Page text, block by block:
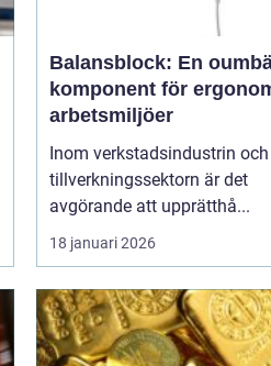
Balansblock: En
komponent för
arbetsmiljöer
Inom verkstadsindustrin och
tillverkningssektorn är det
avgörande att upprätthå...
18 januari 2026